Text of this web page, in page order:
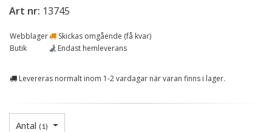
Art nr: 13745
Webblager
Skickas omgående (få kvar)
Butik
Endast hemleverans
Levereras normalt inom 1-2 vardagar när varan finns i lager.
Antal (1)